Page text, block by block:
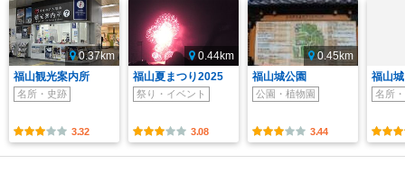
0.37km
福山観光案内所
名所・史跡
3.32
0.44km
福山夏まつり2025
祭り・イベント
3.08
0.45km
福山城公園
公園・植物園
3.44
福山城
名所